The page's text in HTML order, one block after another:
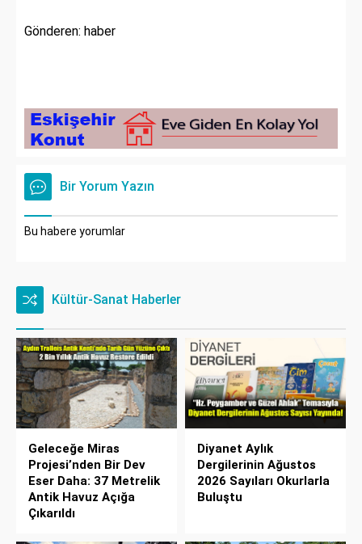
Gönderen: haber
Bir Yorum Yazın
Bu habere yorumlar
Kültür-Sanat Haberler
Geleceğe Miras
Projesi’nden Bir Dev
Eser Daha: 37 Metrelik
Antik Havuz Açığa
Çıkarıldı
Diyanet Aylık
Dergilerinin Ağustos
2026 Sayıları Okurlarla
Buluştu